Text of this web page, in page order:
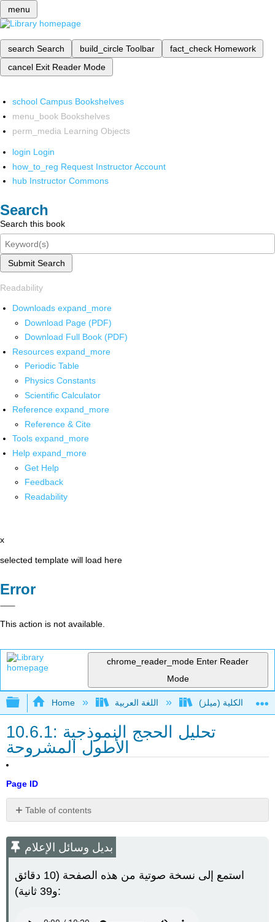
menu
search Search build_circle Toolbar fact_check Homework
cancel Exit Reader Mode
school Campus Bookshelves
menu_book Bookshelves
perm_media Learning Objects
login Login
how_to_reg Request Instructor Account
hub Instructor Commons
Search
Search this book
Submit Search
Readability
Downloads expand_more
Download Page (PDF)
Download Full Book (PDF)
Resources expand_more
Periodic Table
Physics Constants
Scientific Calculator
Reference expand_more
Reference & Cite
Tools expand_more
Help expand_more
Get Help
Feedback
Readability
x
selected template will load here
Error
This action is not available.
chrome_reader_mode Enter Reader
Mode
Expand/collapse global hierarchy
Home
10.6.1: تحليل الحجج النموذجية
الأطول المشروحة
Page ID
Table of contents
وسائل
الإعلام
الحجج
حول
بديل وسائل الإعلام
استمع إلى نسخة صوتية من هذه الصفحة (10 دقائق
و39 ثانية):